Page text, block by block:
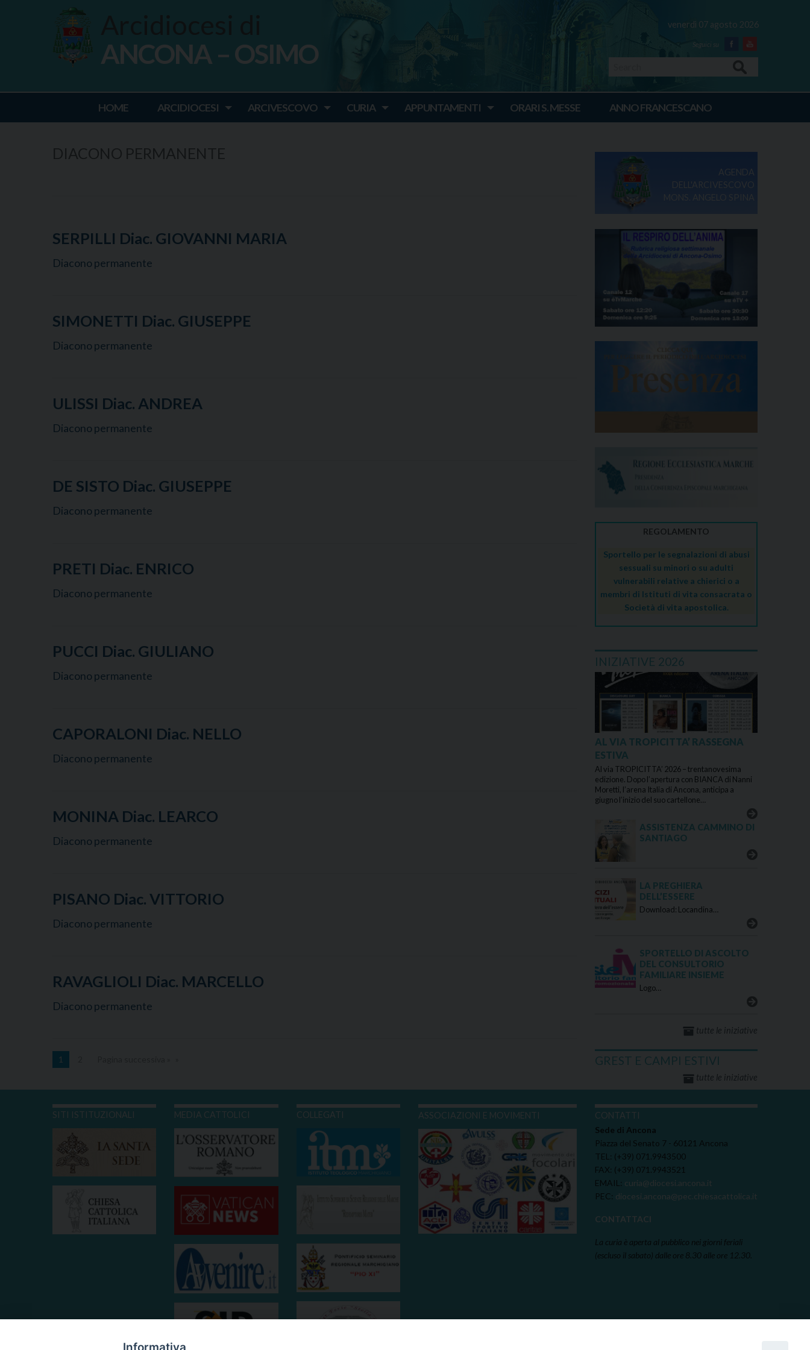
venerdì 07 agosto 2026
Facebook
Youtube
Ancona Osimo
ANCONA – OSIMO
HOME ARCIDIOCESI ARCIVESCOVO CURIA APPUNTAMENTI ORARI S. MESSE ANNO FRANCESCANO
SERPILLI Diac. GIOVANNI MARIA
Diacono permanente
SIMONETTI Diac. GIUSEPPE
Diacono permanente
ULISSI Diac. ANDREA
Diacono permanente
DE SISTO Diac. GIUSEPPE
Diacono permanente
PRETI Diac. ENRICO
Diacono permanente
PUCCI Diac. GIULIANO
Diacono permanente
CAPORALONI Diac. NELLO
Diacono permanente
MONINA Diac. LEARCO
Diacono permanente
PISANO Diac. VITTORIO
Diacono permanente
RAVAGLIOLI Diac. MARCELLO
Diacono permanente
1
AGENDA
DELL'ARCIVESCOVO
REGOLAMENTO
Sportello per le segnalazioni di abusi
sessuali su minori o su adulti
vulnerabili relative a chierici o a
membri di Istituti di vita consacrata o
Società di vita apostolica.
INIZIATIVE 2026
AL VIA TROPICITTA’ RASSEGNA
ESTIVA
Al via TROPICITTA’ 2026 – trentanovesima
edizione. Dopo l’apertura con BIANCA di Nanni
Moretti, l’arena Italia di Ancona, anticipa a
giugno l’inizio del suo cartellone…
ASSISTENZA CAMMINO DI
SANTIAGO
LA PREGHIERA
DELL’ESSERE
Download: Locandina…
SPORTELLO DI ASCOLTO
DEL CONSULTORIO
FAMILIARE INSIEME
Logo…
tutte le iniziative
GREST E CAMPI ESTIVI
tutte le iniziative
SITI ISTITUZIONALI MEDIA CATTOLICI COLLEGATI ASSOCIAZIONI E MOVIMENTI
CONTATTI
Sede di Ancona
Piazza del Senato 7 - 60121 Ancona
TEL: (+39) 071.9943500
FAX: (+39) 071.9943521
EMAIL: curia@diocesi.ancona.it
PEC: diocesi.ancona@pec.chiesacattolica.it
CONTATTACI
La curia è aperta al pubblico nei giorni feriali
(escluso il sabato) dalle ore 8.30 alle ore 12.30.